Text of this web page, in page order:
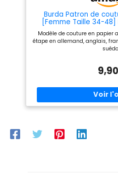
Burda Patron de
[Femme Taille 34-48]
Modèle de couture en papier
étape en allemand, anglais,